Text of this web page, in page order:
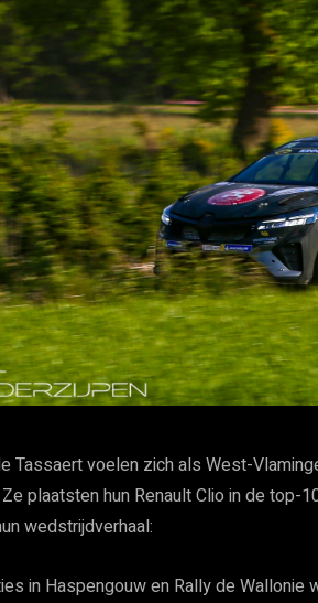
Tassaert voelen zich als West-
plaatsten hun Renault Clio in de top-
wedstrijdverhaal:
in Haspengouw en Rally de